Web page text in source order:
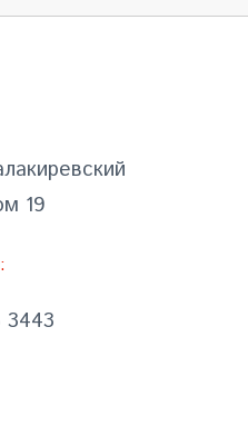
19